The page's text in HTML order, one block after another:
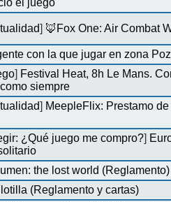
el juego
] 🦊Fox One: Air Combat
con la que jugar en zona
] Festival Heat, 8h Le Mans.
siempre
] MeepleFlix: Prestamo
¿Qué juego me compro?]
the lost world (Reglamento)
(Reglamento y cartas)